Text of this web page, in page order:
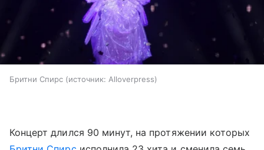
Бритни Спирс источник: Alloverpress
Концерт длился 90 минут, на протяжении которых